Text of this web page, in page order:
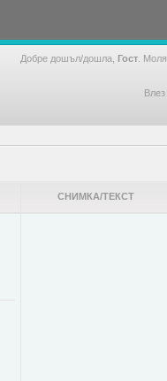
Добре дошъл/дошла, Гост . Моля,
СНИМКА/ТЕКСТ